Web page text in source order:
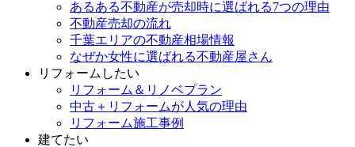
あるある不動産が売却時に選ばれる7つの理由
不動産売却の流れ
千葉エリアの不動産相場情報
なぜか女性に選ばれる不動産屋さん
リフォームしたい
リフォーム＆リノベプラン
中古＋リフォームが人気の理由
リフォーム施工事例
建てたい